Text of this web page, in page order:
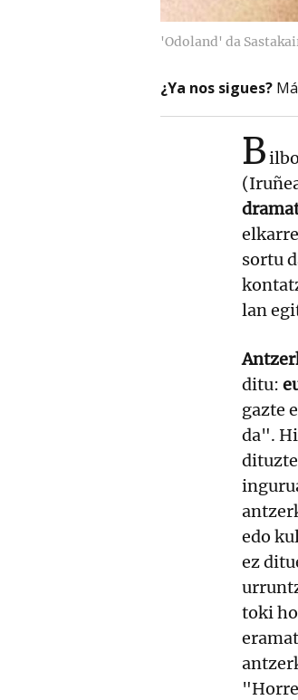
'Odoland' da
¿Ya nos sigues?
B
sortu
lan
ditu:
gazte
da".
edo
ez
toki